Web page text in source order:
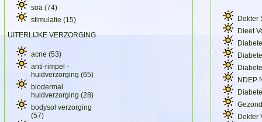
soa (74)
stimulatie (15)
UITERLIJKE VERZORGING
acne (53)
anti-rimpel -
huidverzorging (65)
biodermal
huidverzorging (28)
bodysol verzorging
(57)
Dokter
Dieet
NDEP
Dokter